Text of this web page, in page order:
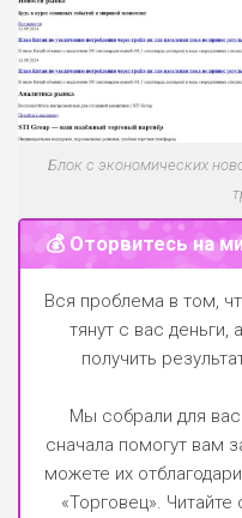
Блок с экономических
💰 Оторвитесь на
Вся проблема в том,
тянут с вас деньги,
получить
Мы собрали для
сначала помогут вам
можете их
«Торговец». Читайте